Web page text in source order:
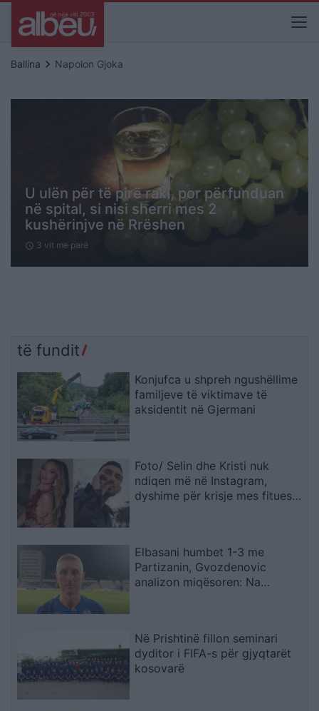
Ballina keyboard_arrow_right Napolon Gjoka
U ulën për të pirë raki, por përfunduan
në spital, si nisi sherri mes 2
kushërinjve në Rrëshen
schedule 3 vit me parë
të fundit
Konjufca u shpreh ngushëllime
familjeve të viktimave të
aksidentit në Gjermani
Foto/ Selin dhe Kristi nuk
ndiqen më në Instagram,
dyshime për krisje mes fitueses
Elbasani humbet 1-3 me
Partizanin, Gvozdenovic
analizon miqësoren: Na
Në Prishtinë fillon seminari
dyditor i FIFA-s për gjyqtarët
kosovarë